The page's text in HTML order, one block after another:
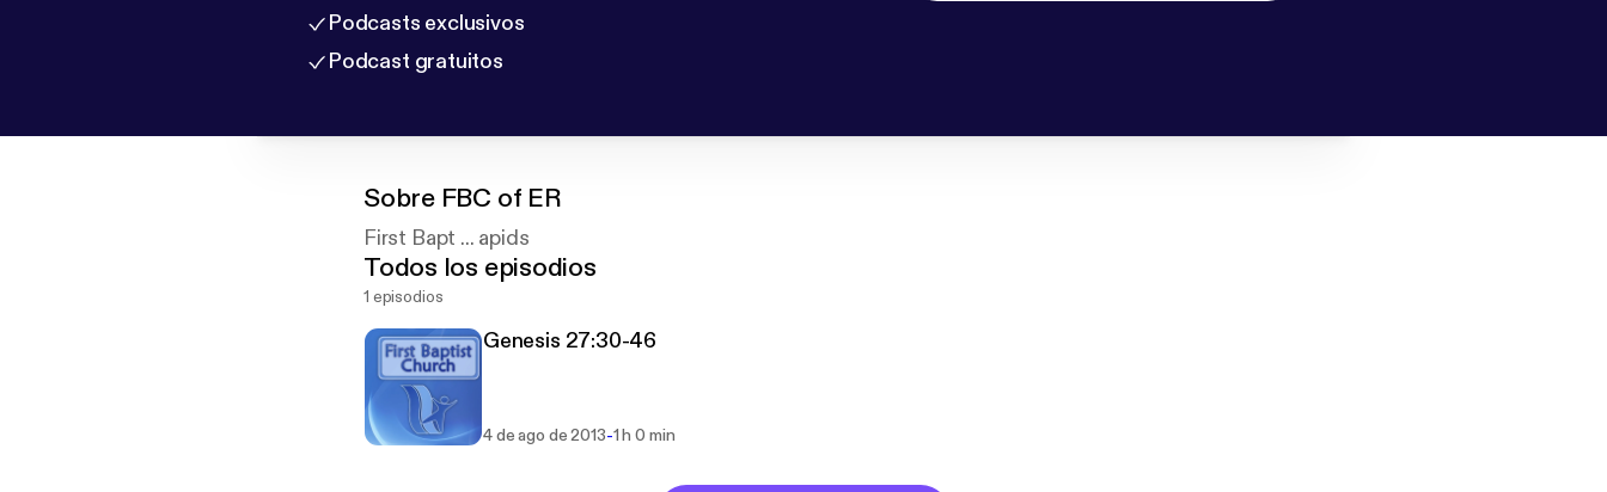
Podcasts exclusivos
Podcast gratuitos
Sobre FBC of ER
First Bapt ... apids
Todos los episodios
1 episodios
Genesis 27:30-46
4 de ago de 2013-1 h 0 min